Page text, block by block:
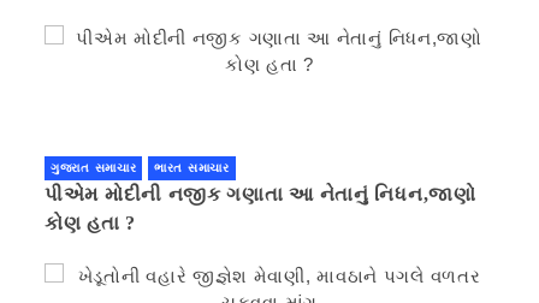
ગુજરાત સમાચાર ભારત સમાચાર
પીએમ મોદીની નજીક ગણાતા આ નેતાનું નિધન,જાણો
કોણ હતા ?